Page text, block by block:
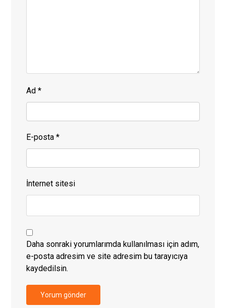
Ad*
E-posta*
İnternet sitesi
Daha sonraki yorumlarımda kullanılması için adım,
e-posta adresim ve site adresim bu tarayıcıya
kaydedilsin.